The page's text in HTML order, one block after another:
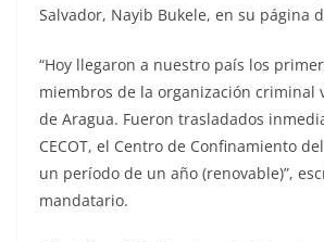
Salvador, Nayib Bukele, en su página
“Hoy llegaron a nuestro país los
miembros de la organización criminal
de Aragua. Fueron trasladados
CECOT, el Centro de Confinamiento
un período de un año (renovable)”,
mandatario.